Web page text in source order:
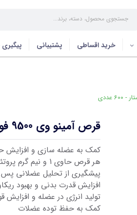
خرید اقساطی پشتیبانی
قرص آمینو وی 9500 فول استار - 600 عددی
کمک به عضله سازی و افزایش
هر قرص حاوی 1 و نیم گرم پروتئین
پیشگیری از تحلیل عضلانی پس
افزایش قدرت بدنی و بهبود
تولید انرژی در عضله و افزایش
کمک به حفظ توده عضلات